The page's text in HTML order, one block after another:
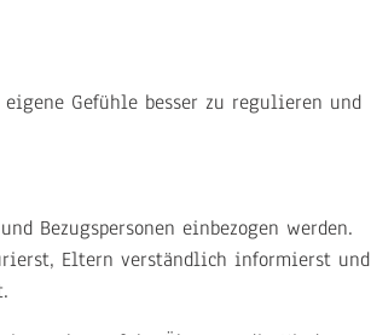
Gefühle besser zu regulieren und
Bezugspersonen einbezogen werden.
Eltern verständlich informierst und